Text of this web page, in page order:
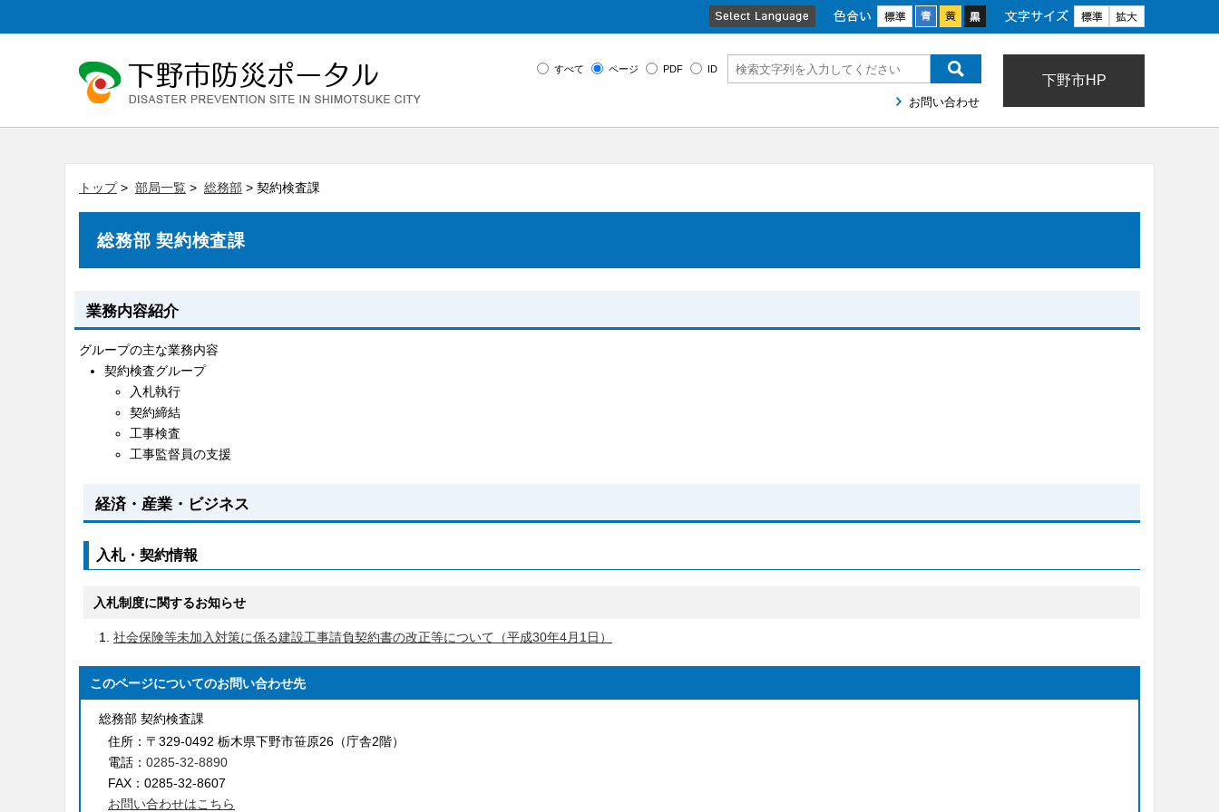
色合い 文字サイズ
下野市HP
お問い合わせ
すべて ページ PDF ID
トップ> 部局一覧 > 総務部 > 契約検査課
総務部 契約検査課
業務内容紹介
グループの主な業務内容
契約検査グループ
入札執行
契約締結
工事検査
工事監督員の支援
経済・産業・ビジネス
入札・契約情報
入札制度に関するお知らせ
社会保険等未加入対策に係る建設工事請負契約書の改正等について（平成30年4月1日）
このページについてのお問い合わせ先
総務部 契約検査課
住所： 〒329-0492 栃木県下野市笹原26（庁舎2階）
電話： 0285-32-8890
FAX： 0285-32-8607
お問い合わせはこちら